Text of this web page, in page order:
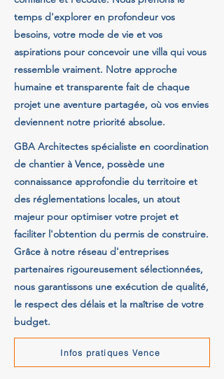
temps d'explorer en profondeur vos
besoins, votre mode de vie et vos
aspirations pour concevoir une villa qui vous
ressemble vraiment. Notre approche
humaine et transparente fait de chaque
projet une aventure partagée, où vos envies
deviennent notre priorité absolue.
GBA Architectes spécialiste en coordination
de chantier à Vence, possède une
connaissance approfondie du territoire et
des réglementations locales, un atout
majeur pour optimiser votre projet et
faciliter l'obtention du permis de construire.
Grâce à notre réseau d'entreprises
partenaires rigoureusement sélectionnées,
nous garantissons une exécution de qualité,
le respect des délais et la maîtrise de votre
budget.
Infos pratiques Vence